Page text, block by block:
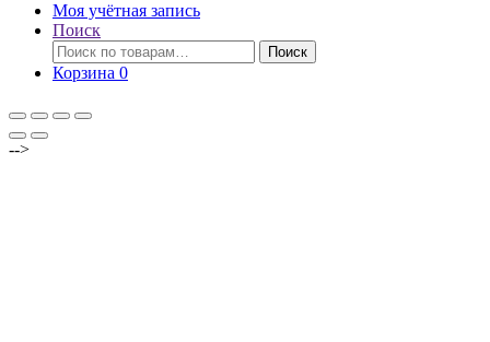
Моя учётная запись
Поиск
Искать:
Поиск
Корзина 0
-->